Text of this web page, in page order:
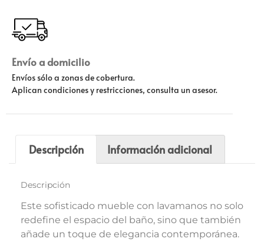
Envío a domicilio
Envíos sólo a zonas de cobertura.
Aplican condiciones y restricciones, consulta un asesor.
Descripción Información adicional
Descripción
Este sofisticado mueble con lavamanos no solo
redefine el espacio del baño, sino que también
añade un toque de elegancia contemporánea.